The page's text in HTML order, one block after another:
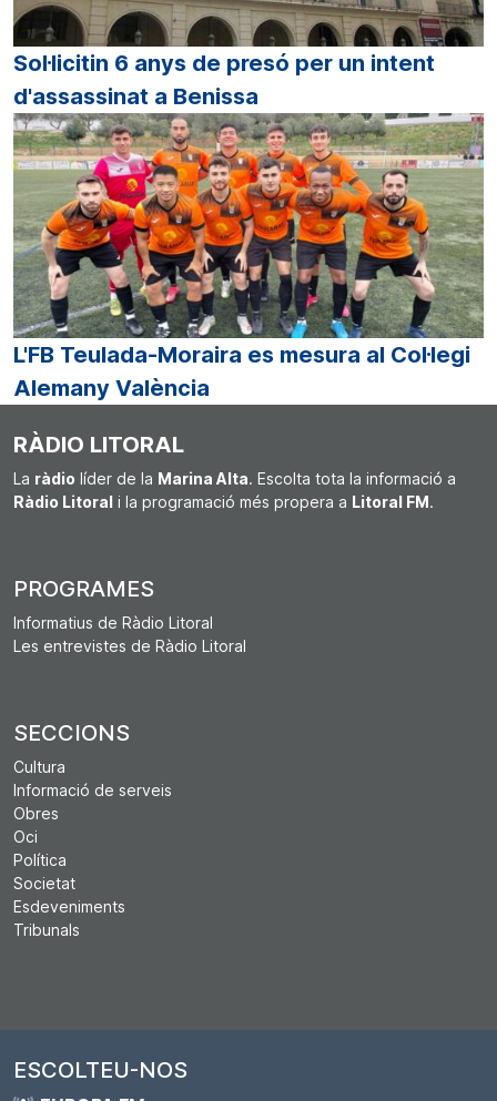
Sol·licitin 6 anys de presó per un intent
d'assassinat a Benissa
L'FB Teulada-Moraira es mesura al Col·legi
Alemany València
RÀDIO LITORAL
La ràdio líder de la Marina Alta. Escolta tota la informació a
Ràdio Litoral i la programació més propera a Litoral FM.
PROGRAMES
Informatius de Ràdio Litoral
Les entrevistes de Ràdio Litoral
SECCIONS
Cultura
Informació de serveis
Obres
Oci
Política
Societat
Esdeveniments
Tribunals
ESCOLTEU-NOS